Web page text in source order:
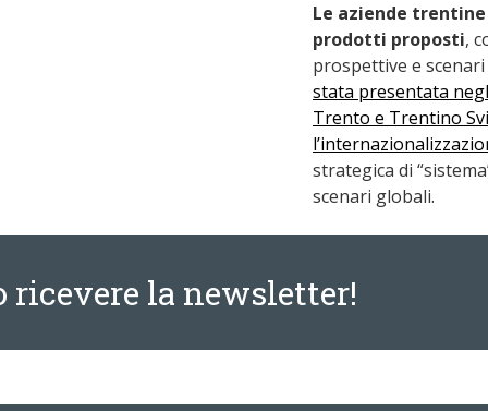
Le aziende
prodotti proposti,
prospettive e
stata presentata
Trento e Trentino
strategica di
scenari globali.
ricevere la newsletter!